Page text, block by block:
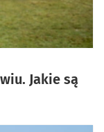
Jakie są